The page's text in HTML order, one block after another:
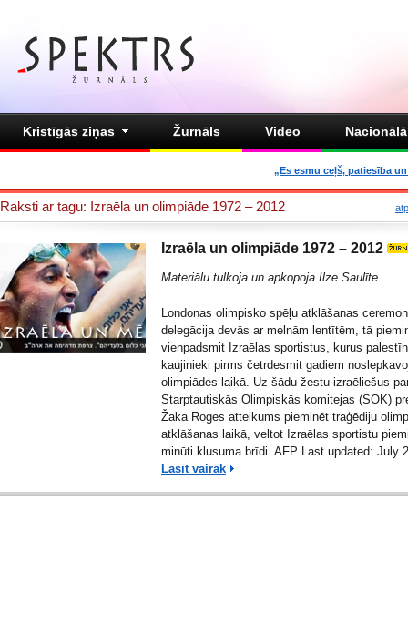
Kristīgās ziņas Žurnāls Video
„Es esmu ceļš, patiesība
Raksti ar tagu: Izraēla un olimpiāde 1972 – 2012
Izraēla un olimpiāde 1972 – 2012
Materiālu tulkoja un apkopoja Ilze Saulīte
Londonas olimpisko spēļu atklāšanas
delegācija devās ar melnām lentītēm, tā
vienpadsmit Izraēlas sportistus, kurus
kaujinieki pirms četrdesmit gadiem
olimpiādes laikā. Uz šādu žestu izraēliešus
Starptautiskās Olimpiskās komitejas (SOK)
Žaka Roges atteikums pieminēt traģēdiju
atklāšanas laikā, veltot Izraēlas sportistu
minūti klusuma brīdi. AFP Last updated: July
Lasīt vairāk